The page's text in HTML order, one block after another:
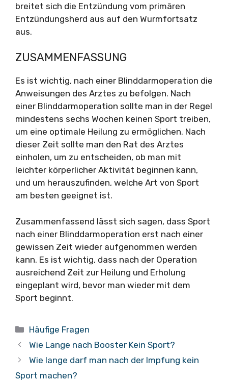
breitet sich die Entzündung vom primären
Entzündungsherd aus auf den Wurmfortsatz
aus.
ZUSAMMENFASSUNG
Es ist wichtig, nach einer Blinddarmoperation die
Anweisungen des Arztes zu befolgen. Nach
einer Blinddarmoperation sollte man in der Regel
mindestens sechs Wochen keinen Sport treiben,
um eine optimale Heilung zu ermöglichen. Nach
dieser Zeit sollte man den Rat des Arztes
einholen, um zu entscheiden, ob man mit
leichter körperlicher Aktivität beginnen kann,
und um herauszufinden, welche Art von Sport
am besten geeignet ist.
Zusammenfassend lässt sich sagen, dass Sport
nach einer Blinddarmoperation erst nach einer
gewissen Zeit wieder aufgenommen werden
kann. Es ist wichtig, dass nach der Operation
ausreichend Zeit zur Heilung und Erholung
eingeplant wird, bevor man wieder mit dem
Sport beginnt.
Kategorien
Häufige Fragen
Wie Lange nach Booster Kein Sport?
Wie lange darf man nach der Impfung kein
Sport machen?